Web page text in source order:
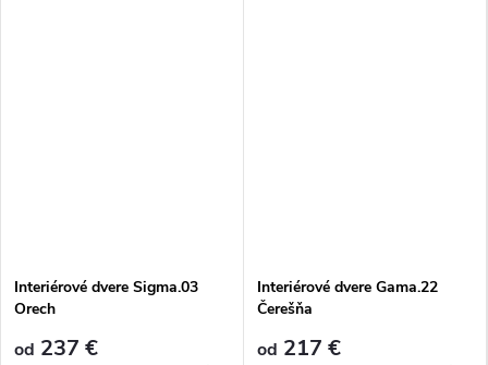
Interiérové dvere Sigma.03
Orech
od 237 €
Interiérové dvere Gama.22
Čerešňa
od 217 €